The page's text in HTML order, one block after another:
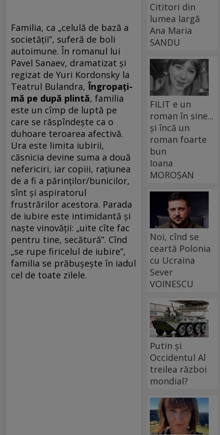
Familia, ca „celulă de bază a
societăţii”, suferă de boli
autoimune. În romanul lui
Pavel Sanaev, dramatizat şi
regizat de Yuri Kordonsky la
Teatrul Bulandra,Îngropaţi-
mă pe după plintă, familia
este un cîmp de luptă pe
care se răspîndeşte ca o
duhoare teroarea afectivă.
Ura este limita iubirii,
căsnicia devine suma a două
nefericiri, iar copiii, raţiunea
de a fi a părinţilor/bunicilor,
sînt şi aspiratorul
frustrărilor acestora. Parada
de iubire este intimidantă şi
naşte vinovăţii: „uite cîte fac
pentru tine, secătură”. Cînd
„se rupe firicelul de iubire”,
familia se prăbuşeşte în iadul
cel de toate zilele.
Cititori din
lumea largă
Ana Maria
SANDU
FILIT e un
roman în sine...
și încă un
roman foarte
bun
Ioana
MOROȘAN
Noi, cînd se
ceartă Polonia
cu Ucraina
Sever
VOINESCU
Putin și
Occidentul Al
treilea război
mondial?